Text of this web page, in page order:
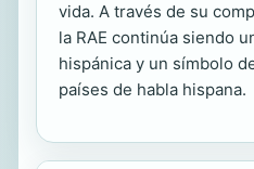
vida. A través de su
la RAE continúa siendo
hispánica y un símbolo
países de habla hispana.